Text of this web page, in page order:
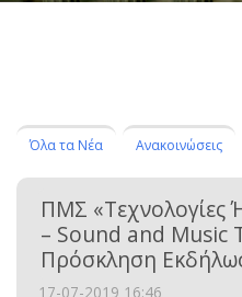
Όλα τα Νέα Ανακοινώσεις
ΠΜΣ «Τεχνολογίες
– Sound and Music
Πρόσκληση
17-07-2019 16:46